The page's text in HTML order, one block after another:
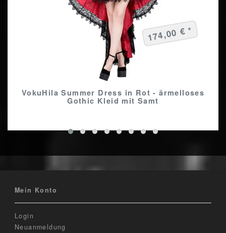
VokuHila Summer Dress in Rot - ärmelloses
Gothic Kleid mit Samt
174,00 € *
Mein Konto
Login
Neuanmeldung